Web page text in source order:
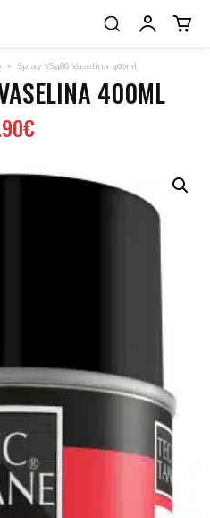
Spray VS486 Vaselina 400ml
400ML
€